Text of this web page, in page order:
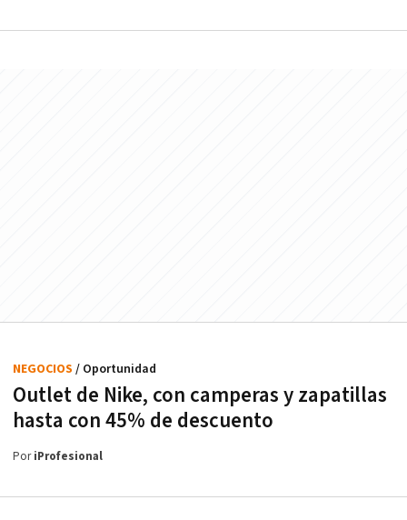
Outlet de Nike, con camperas y zapatillas
hasta con 45% de descuento
NEGOCIOS / Oportunidad
PoriProfesional